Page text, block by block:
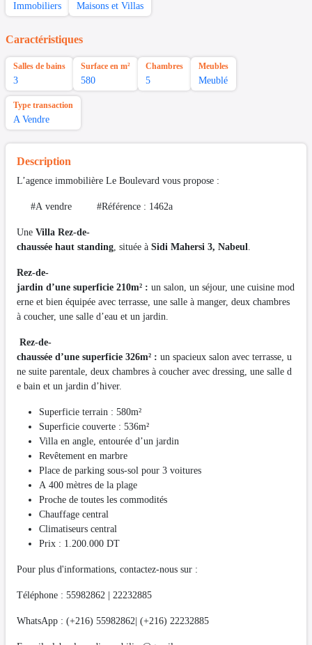
Immobiliers Maisons et Villas
Caractéristiques
Salles de bains
3
Surface en m²
580
Chambres
5
Meubles
Meublé
Type transaction
A Vendre
Description
L’agence immobilière Le Boulevard vous propose :
#A vendre #Référence : 1462a
Une Villa Rez-de-
chaussée haut standing, située à Sidi Mahersi 3, Nabeul.
Rez-de-
jardin d’une superficie 210m² : un salon, un séjour, une cuisine mod
erne et bien équipée avec terrasse, une salle à manger, deux chambres
à coucher, une salle d’eau et un jardin.
Rez-de-
chaussée d’une superficie 326m² : un spacieux salon avec terrasse, u
ne suite parentale, deux chambres à coucher avec dressing, une salle d
e bain et un jardin d’hiver.
Superficie terrain : 580m²
Superficie couverte : 536m²
Villa en angle, entourée d’un jardin
Revêtement en marbre
Place de parking sous-sol pour 3 voitures
A 400 mètres de la plage
Proche de toutes les commodités
Chauffage central
Climatiseurs central
Prix : 1.200.000 DT
Pour plus d'informations, contactez-nous sur :
Téléphone : 55982862 | 22232885
WhatsApp : (+216) 55982862| (+216) 22232885